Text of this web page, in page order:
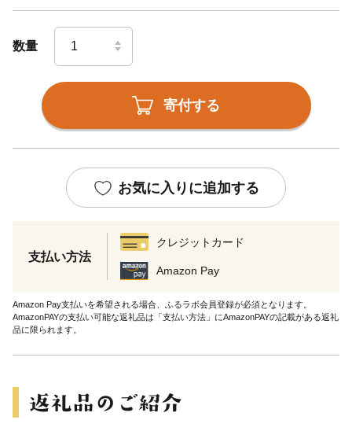
数量
寄付する
お気に入りに追加する
支払い方法
クレジットカード
Amazon Pay
Amazon Pay支払いを希望される場合、ふるラボ会員登録が必須となります。
AmazonPAYの支払い可能な返礼品は「支払い方法」にAmazonPAYの記載がある返礼
品に限られます。